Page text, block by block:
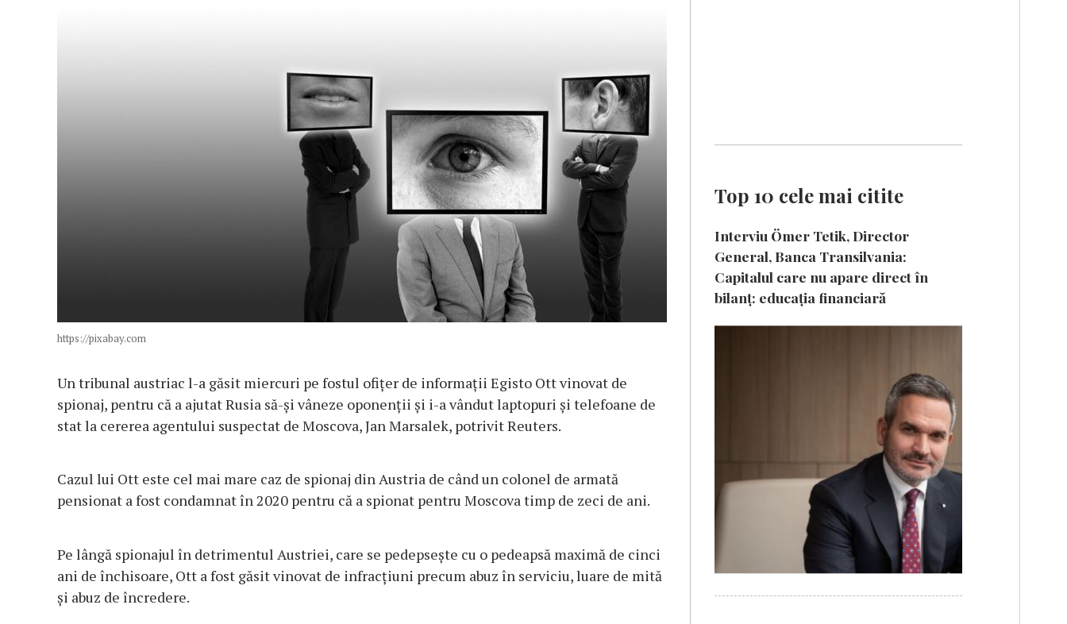
https://pixabay.com
Un tribunal austriac l-a găsit miercuri pe fostul ofițer de informații Egisto Ott vinovat de
spionaj, pentru că a ajutat Rusia să-și vâneze oponenții și i-a vândut laptopuri și telefoane de
stat la cererea agentului suspectat de Moscova, Jan Marsalek, potrivit Reuters.
Cazul lui Ott este cel mai mare caz de spionaj din Austria de când un colonel de armată
pensionat a fost condamnat în 2020 pentru că a spionat pentru Moscova timp de zeci de ani.
Pe lângă spionajul în detrimentul Austriei, care se pedepsește cu o pedeapsă maximă de cinci
ani de închisoare, Ott a fost găsit vinovat de infracțiuni precum abuz în serviciu, luare de mită
și abuz de încredere.
Top 10 cele mai citite
Interviu Ömer Tetik, Director
General, Banca Transilvania:
Capitalul care nu apare direct în
bilanț: educația financiară